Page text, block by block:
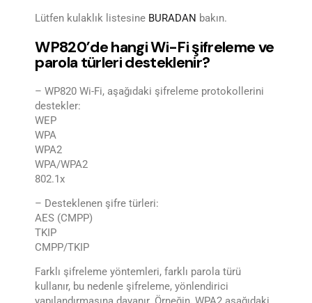
Lütfen kulaklık listesine BURADAN bakın.
WP820’de hangi Wi-Fi şifreleme ve
parola türleri desteklenir?
– WP820 Wi-Fi, aşağıdaki şifreleme protokollerini
destekler:
WEP
WPA
WPA2
WPA/WPA2
802.1x
– Desteklenen şifre türleri:
AES (CMPP)
TKIP
CMPP/TKIP
Farklı şifreleme yöntemleri, farklı parola türü
kullanır, bu nedenle şifreleme, yönlendirici